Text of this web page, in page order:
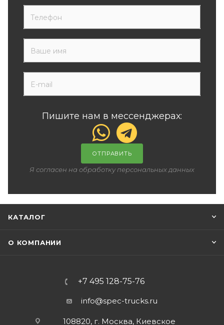
Пишите нам в мессенджерах:
ОТПРАВИТЬ
Я согласен на обработку персональных данных
КАТАЛОГ
О КОМПАНИИ
+7 495 128-75-76
info@spec-trucks.ru
108820, г. Москва, Киевское